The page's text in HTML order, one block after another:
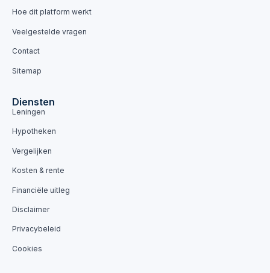
Hoe dit platform werkt
Veelgestelde vragen
Contact
Sitemap
Diensten
Leningen
Hypotheken
Vergelijken
Kosten & rente
Financiële uitleg
Disclaimer
Privacybeleid
Cookies